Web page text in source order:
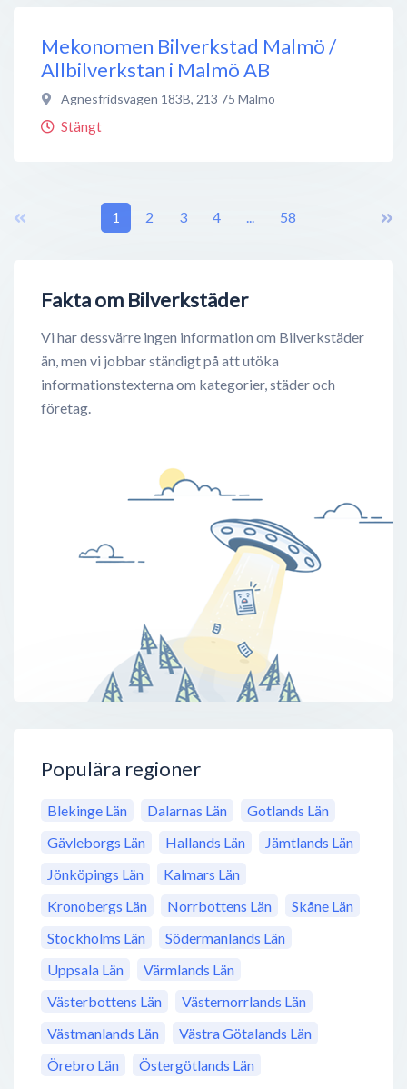
Fakta om Bilverkstäder
Vi har dessvärre ingen information om Bilverkstäder
än, men vi jobbar ständigt på att utöka
informationstexterna om kategorier, städer och
företag.
Populära regioner
Blekinge Län Dalarnas Län
Gotlands Län
Gävleborgs Län
Hallands Län
Jämtlands Län
Jönköpings Län
Kalmars Län
Kronobergs Län
Norrbottens Län
Skåne Län
Stockholms Län
Södermanlands Län
Uppsala Län
Värmlands Län
Västerbottens Län
Västernorrlands Län
Västmanlands Län
Västra Götalands Län
Örebro Län
Östergötlands Län
Mekonomen Bilverkstad Malmö /
Allbilverkstan i Malmö AB
Agnesfridsvägen 183B, 213 75 Malmö
Stängt
1 2 3 4 ... 58